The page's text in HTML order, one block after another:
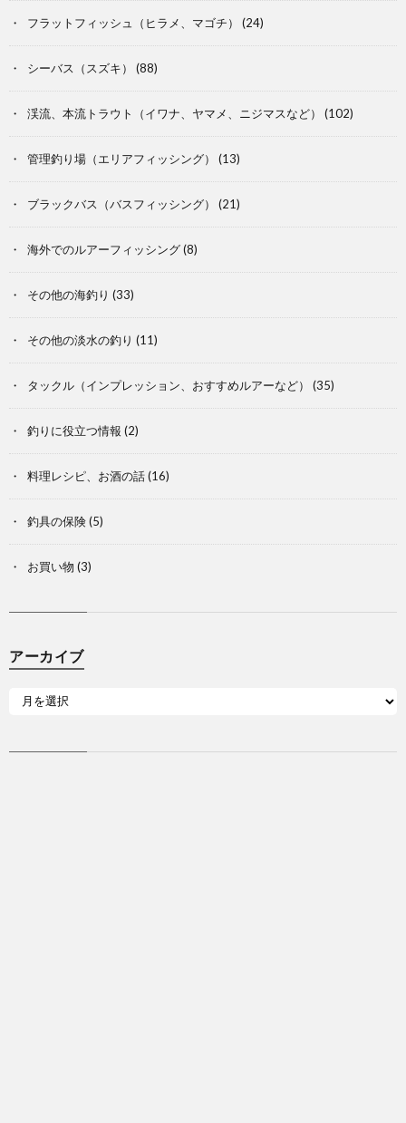
フラットフィッシュ（ヒラメ、マゴチ） (24)
シーバス（スズキ） (88)
渓流、本流トラウト（イワナ、ヤマメ、ニジマスなど） (102)
管理釣り場（エリアフィッシング） (13)
ブラックバス（バスフィッシング） (21)
海外でのルアーフィッシング(8)
その他の海釣り (33)
その他の淡水の釣り (11)
タックル（インプレッション、おすすめルアーなど） (35)
釣りに役立つ情報 (2)
料理レシピ、お酒の話(16)
釣具の保険(5)
お買い物 (3)
アーカイブ